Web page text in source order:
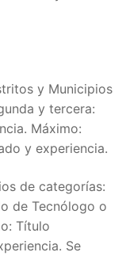
y Municipios
y tercera:
Máximo:
y experiencia.
de categorías:
de Tecnólogo o
Título
Se